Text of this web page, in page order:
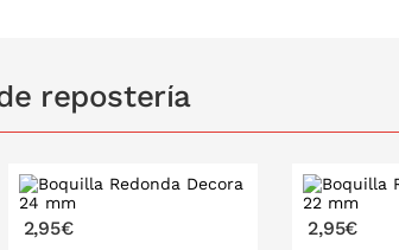
repostería
2,95€ 2,95€